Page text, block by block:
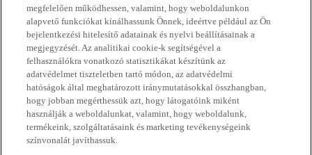
megfelelően működhessen, valamint, hogy weboldalunkon
alapvető funkciókat kínálhassunk Önnek, ideértve például az Ön
bejelentkezési hitelesítő adatainak és nyelvi beállításainak a
megjegyzését. Az analitikai cookie-k segítségével a
felhasználókra vonatkozó statisztikákat készítünk az
adatvédelmet tiszteletben tartó módon, az adatvédelmi
hatóságok által meghatározott iránymutatásokkal összhangban,
hogy jobban megérthessük azt, hogy látogatóink miként
használják a weboldalunkat, valamint, hogy weboldalunk,
termékeink, szolgáltatásaink és marketing tevékenységeink
színvonalát javíthassuk.